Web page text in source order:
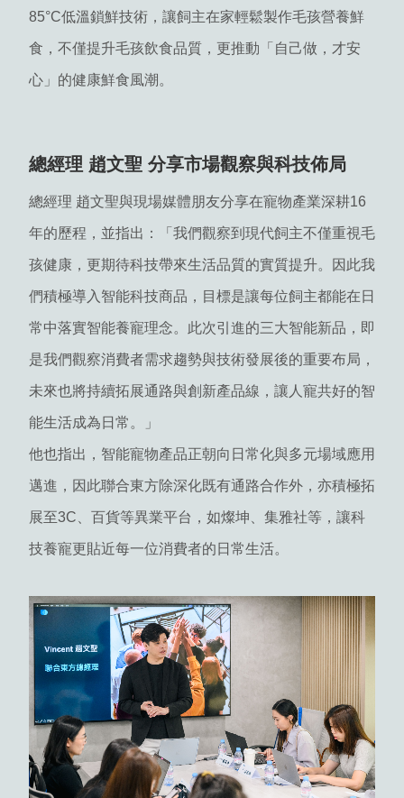
85°C低溫鎖鮮技術，讓飼主在家輕鬆製作毛孩營養鮮
食，不僅提升毛孩飲食品質，更推動「自己做，才安
心」的健康鮮食風潮。
總經理 趙文聖 分享市場觀察與科技佈局
總經理 趙文聖與現場媒體朋友分享在寵物產業深耕16
年的歷程，並指出：「我們觀察到現代飼主不僅重視毛
孩健康，更期待科技帶來生活品質的實質提升。因此我
們積極導入智能科技商品，目標是讓每位飼主都能在日
常中落實智能養寵理念。此次引進的三大智能新品，即
是我們觀察消費者需求趨勢與技術發展後的重要布局，
未來也將持續拓展通路與創新產品線，讓人寵共好的智
能生活成為日常。」
他也指出，智能寵物產品正朝向日常化與多元場域應用
邁進，因此聯合東方除深化既有通路合作外，亦積極拓
展至3C、百貨等異業平台，如燦坤、集雅社等，讓科
技養寵更貼近每一位消費者的日常生活。